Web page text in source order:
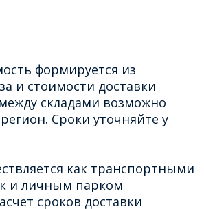
формируется из
и стоимости доставки
складами возможно
Сроки уточняйте у
как транспортными
и личным парком
сроков доставки